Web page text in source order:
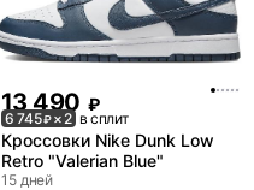
13 490 ₽
6 745₽× 2 в сплит
Кроссовки Nike Dunk Low
Retro "Valerian Blue"
15 дней